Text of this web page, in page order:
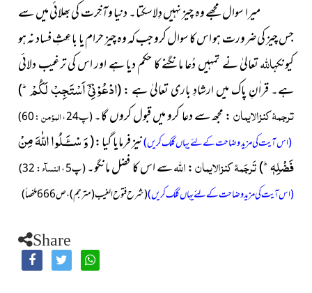
میرا سوال مجھے وہ چیز نہیں دِلاسکتا۔ دنیا وآخِرت کی بھلائی میں سے
جس چیز کی ضرورت ہو اس کا سوال کرو جب کہ وہ چیز حرام یا باعِثِ فساد نہ ہو
کیونکہاللہتعالیٰ نے تمہیں دُعا مانگنے کا حکم دیا ہے اور اس کی ترغیب دلائی
ہے۔ قراٰنِ پاک میں ارشادِ باری تعالیٰ ہے :(ادْعُوْنِیْۤ اَسْتَجِبْ لَكُمْؕ-)
ترجمۂ کنزالایمان: مجھ سے دعا کرو میں قبول کروں گا۔(پ24 ، المؤمن: 60)
(اس آیت کی مزید وضاحت کے لئے یہاں کلک کریں)نیز فرمایا گیا :(وَ سْــٴَـلُوا اللّٰهَ مِنْ
فَضْلِهٖؕ-)تَرجَمۂ کنزالایمان:اللہسے اس کا فضل مانگو۔(پ5 ، النسآء: 32)
(اس آیت کی مزید وضاحت کے لئے یہاں کلک کریں)(شرح فتوح الغیب(مترجم)، ص666ملخصاً)
Share